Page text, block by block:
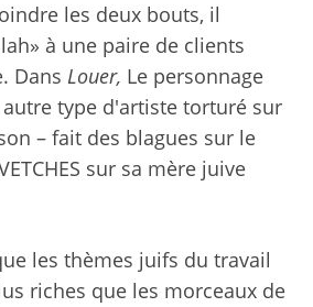
les deux bouts, il
à une paire de clients
Dans Louer, Le personnage
autre type d'artiste torturé sur
– fait des blagues sur le
sur sa mère juive
les thèmes juifs du travail
riches que les morceaux de